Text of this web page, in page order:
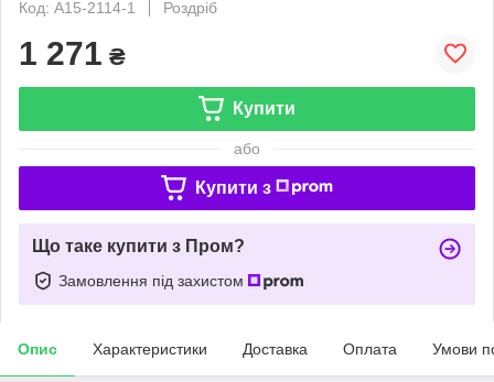
Код: A15-2114-1
Роздріб
1 271 ₴
Купити
або
Купити з
Що таке купити з Пром?
Замовлення під захистом
Опис Характеристики Доставка Оплата Умови